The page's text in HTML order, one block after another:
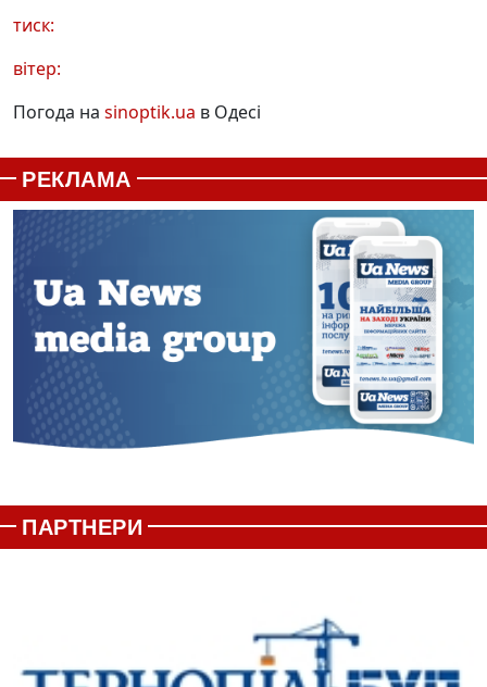
тиск:
вітер:
Погода на sinoptik.ua в Одесі
РЕКЛАМА
ПАРТНЕРИ